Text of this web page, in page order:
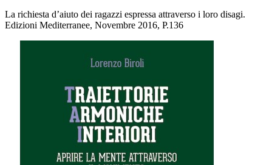
La richiesta d’aiuto dei ragazzi espressa attraverso i loro disagi.
Edizioni Mediterranee, Novembre 2016, P.136